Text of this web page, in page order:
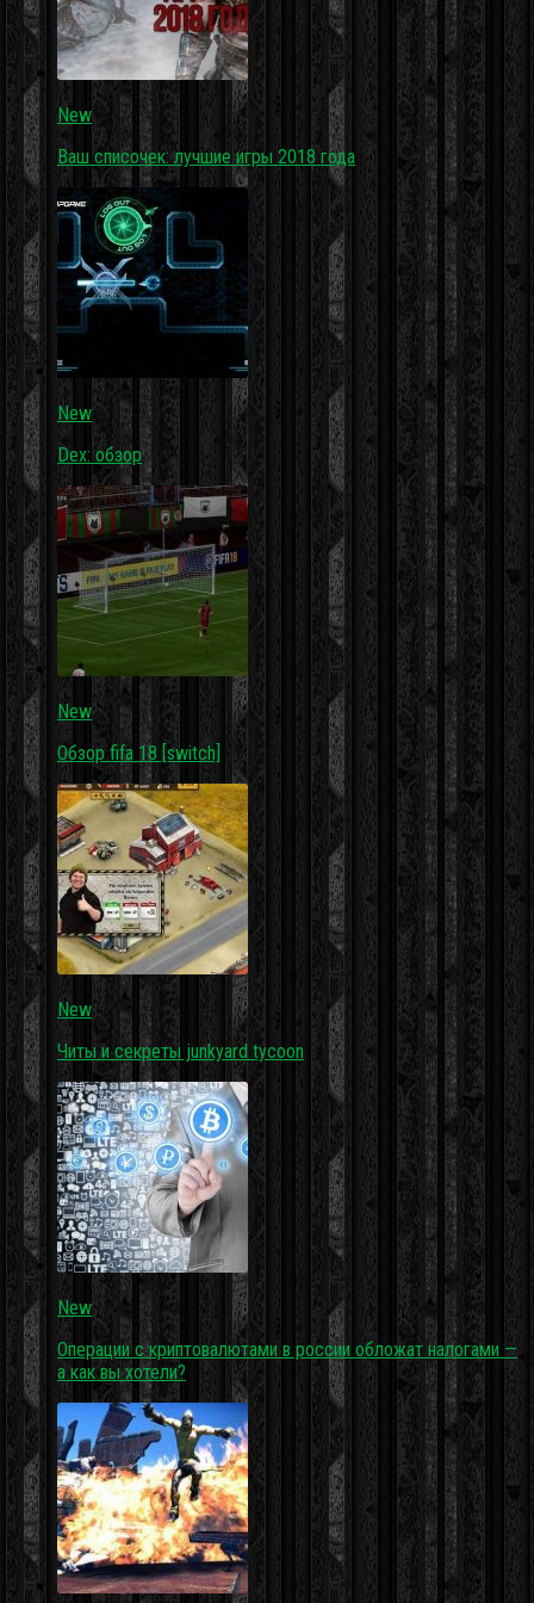
New
Ваш списочек: лучшие игры 2018 года
New
Dex: обзор
New
Обзор fifa 18 [switch]
New
Читы и секреты junkyard tycoon
New
Операции с криптовалютами в россии обложат налогами —
а как вы хотели?